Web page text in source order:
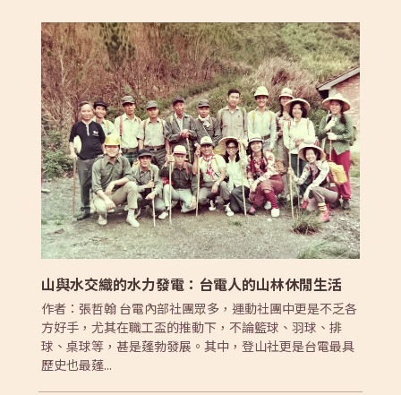
山與水交織的水力發電：台電人的山林休閒生活
作者：張哲翰 台電內部社團眾多，運動社團中更是不乏各
方好手，尤其在職工盃的推動下，不論籃球、羽球、排
球、桌球等，甚是蓬勃發展。其中，登山社更是台電最具
歷史也最蓬...